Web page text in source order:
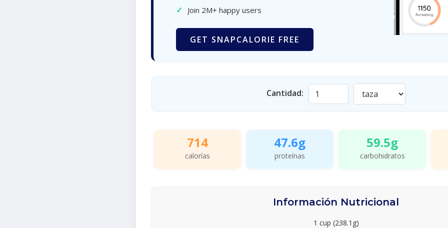
✓ Join 2M+ happy users
GET SNAPCALORIE FREE
Cantidad:
714
calorías
47.6g
proteínas
59.5g
carbohidratos
Información Nutricional
1 cup (238.1g)